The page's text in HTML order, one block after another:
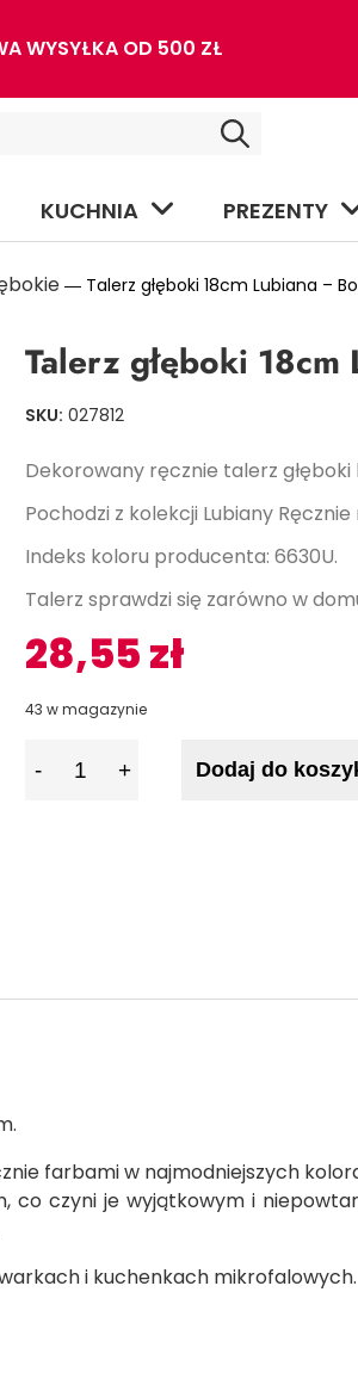
WYSYŁKA OD 500 ZŁ
KUCHNIA PREZENTY
― Talerz głęboki 18cm Lubiana –
Talerz głęboki
SKU: 027812
Dekorowany ręcznie talerz głęboki
Pochodzi z kolekcji Lubiany
Indeks koloru producenta: 6630U.
Talerz sprawdzi się zarówno w
28,55zł
43 w magazynie
Dodaj do
farbami w najmodniejszych
czyni je wyjątkowym i
i kuchenkach mikrofalowych.